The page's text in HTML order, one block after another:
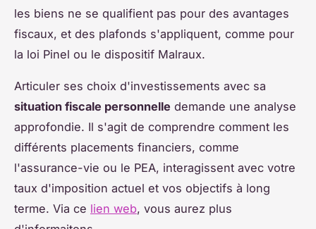
les biens ne se qualifient pas pour des avantages
fiscaux, et des plafonds s'appliquent, comme pour
la loi Pinel ou le dispositif Malraux.
Articuler ses choix d'investissements avec sa
situation fiscale personnelle demande une analyse
approfondie. Il s'agit de comprendre comment les
différents placements financiers, comme
l'assurance-vie ou le PEA, interagissent avec votre
taux d'imposition actuel et vos objectifs à long
terme. Via ce lien web, vous aurez plus